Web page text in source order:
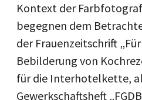
Kontext der
begegnen dem
der Frauenzeitschrift
Bebilderung von
für die Interhotelkette,
Gewerkschaftsheft